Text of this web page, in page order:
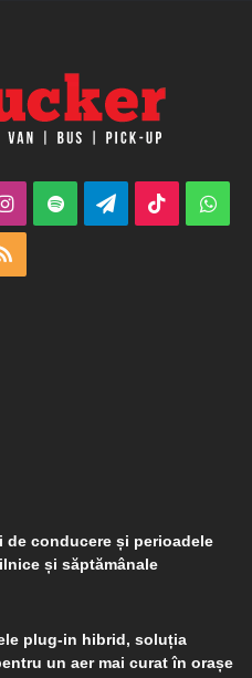
Instagram
Spotify TelegramTikTok
de conducere și perioadele
și săptămânale
plug-in hibrid, soluția
un aer mai curat în orașe